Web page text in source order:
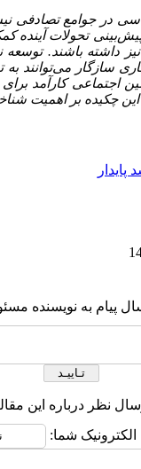
در جوامع تصادفی
تحولات آینده
باشند. توسعه
سازگار می‌توانند
کارآمد
چکیده بر اهمیت
پایدار
پیام به نویسنده
نظر درباره این
شما: